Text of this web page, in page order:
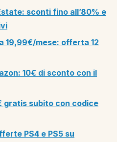
sconti fino all’80% e
19,99€/mese: offerta 12
10€ di sconto con il
gratis subito con codice
PS4 e PS5 su